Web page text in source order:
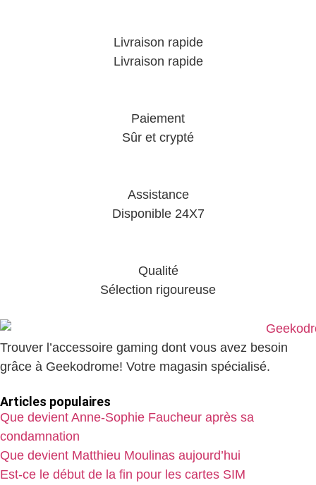
Livraison rapide
Livraison rapide
Paiement
Sûr et crypté
Assistance
Disponible 24X7
Qualité
Sélection rigoureuse
Trouver l’accessoire gaming dont vous avez besoin
grâce à Geekodrome! Votre magasin spécialisé.
Articles populaires
Que devient Anne-Sophie Faucheur après sa
condamnation
Que devient Matthieu Moulinas aujourd’hui
Est-ce le début de la fin pour les cartes SIM